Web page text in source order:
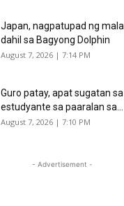
Japan, nagpatupad ng
dahil sa Bagyong Dolphin
August 7, 2026 | 7:14 PM
Guro patay, apat sugatan
estudyante sa paaralan sa...
August 7, 2026 | 7:10 PM
- Advertisement -